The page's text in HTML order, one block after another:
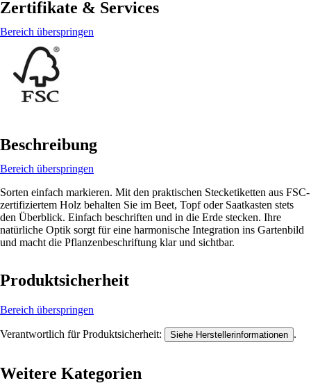
Zertifikate & Services
Bereich überspringen
Beschreibung
Bereich überspringen
Sorten einfach markieren. Mit den praktischen Stecketiketten aus FSC-
zertifiziertem Holz behalten Sie im Beet, Topf oder Saatkasten stets
den Überblick. Einfach beschriften und in die Erde stecken. Ihre
natürliche Optik sorgt für eine harmonische Integration ins Gartenbild
und macht die Pflanzenbeschriftung klar und sichtbar.
Produktsicherheit
Bereich überspringen
Verantwortlich für Produktsicherheit: Siehe Herstellerinformationen .
Weitere Kategorien